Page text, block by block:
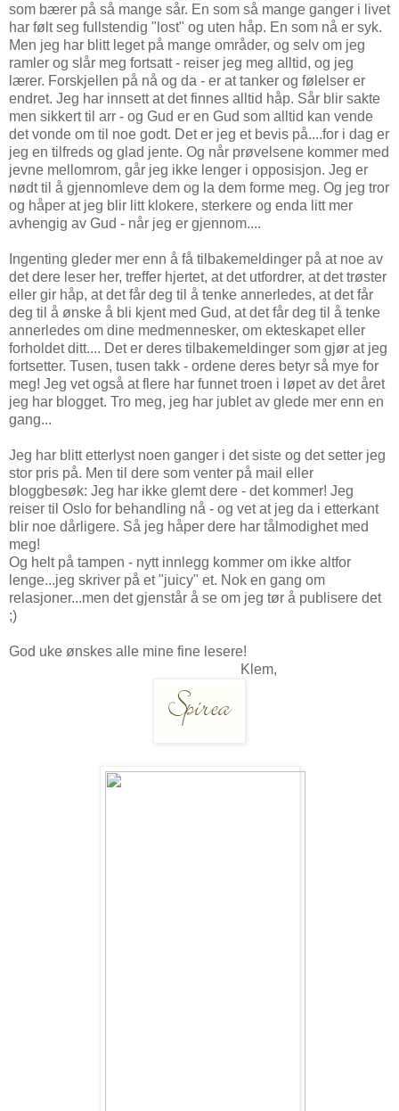
som bærer på så mange sår. En som så mange ganger i livet
har følt seg fullstendig "lost" og uten håp. En som nå er syk.
Men jeg har blitt leget på mange områder, og selv om jeg
ramler og slår meg fortsatt - reiser jeg meg alltid, og jeg
lærer. Forskjellen på nå og da - er at tanker og følelser er
endret. Jeg har innsett at det finnes alltid håp. Sår blir sakte
men sikkert til arr - og Gud er en Gud som alltid kan vende
det vonde om til noe godt. Det er jeg et bevis på....for i dag er
jeg en tilfreds og glad jente. Og når prøvelsene kommer med
jevne mellomrom, går jeg ikke lenger i opposisjon. Jeg er
nødt til å gjennomleve dem og la dem forme meg. Og jeg tror
og håper at jeg blir litt klokere, sterkere og enda litt mer
avhengig av Gud - når jeg er gjennom....
Ingenting gleder mer enn å få tilbakemeldinger på at noe av
det dere leser her, treffer hjertet, at det utfordrer, at det trøster
eller gir håp, at det får deg til å tenke annerledes, at det får
deg til å ønske å bli kjent med Gud, at det får deg til å tenke
annerledes om dine medmennesker, om ekteskapet eller
forholdet ditt.... Det er deres tilbakemeldinger som gjør at jeg
fortsetter. Tusen, tusen takk - ordene deres betyr så mye for
meg! Jeg vet også at flere har funnet troen i løpet av det året
jeg har blogget. Tro meg, jeg har jublet av glede mer enn en
gang...
Jeg har blitt etterlyst noen ganger i det siste og det setter jeg
stor pris på. Men til dere som venter på mail eller
bloggbesøk: Jeg har ikke glemt dere - det kommer! Jeg
reiser til Oslo for behandling nå - og vet at jeg da i etterkant
blir noe dårligere. Så jeg håper dere har tålmodighet med
meg!
Og helt på tampen - nytt innlegg kommer om ikke altfor
lenge...jeg skriver på et "juicy" et. Nok en gang om
relasjoner...men det gjenstår å se om jeg tør å publisere det
;)
God uke ønskes alle mine fine lesere!
Klem,